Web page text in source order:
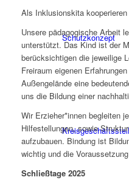
Schutzkonzept
Als Inklusionskita
Unsere pädagogische Arbeit
unterstützt. Das Kind ist der
berücksichtigen die jeweilige
Freiraum eigenen
Außengelände eine
uns die Bildung einer
Wir Erzieher*innen begleiten
Hilfestellungen, sowie
aufzubauen. Bindung ist
wichtig und die
Schließtage 2025